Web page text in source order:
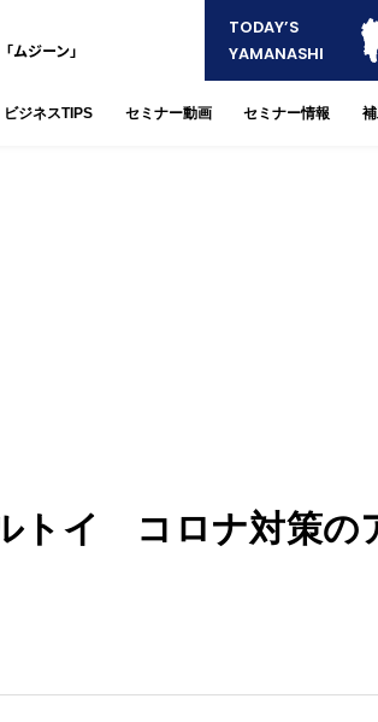
ムジーン」
TODAY’S
YAMANASHI
ビジネスTIPS セミナー動画 セミナー情報
トイ コロナ対策の